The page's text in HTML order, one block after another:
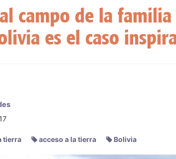
campo de la
es el caso
tierra acceso a la tierra Bolivia